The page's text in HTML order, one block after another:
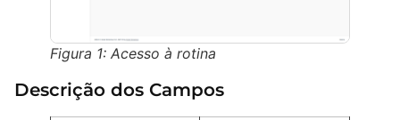
Figura 1: Acesso à rotina
Descrição dos Campos